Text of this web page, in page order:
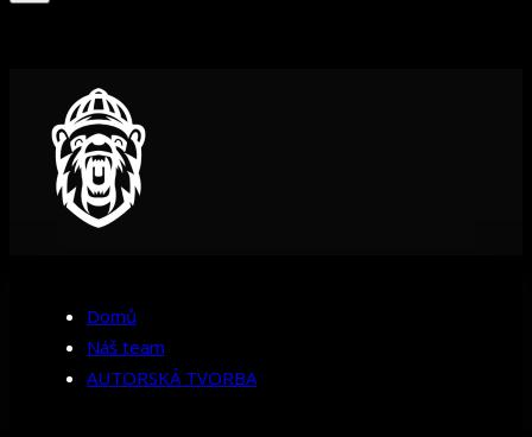
Domů
Náš team
AUTORSKÁ TVORBA